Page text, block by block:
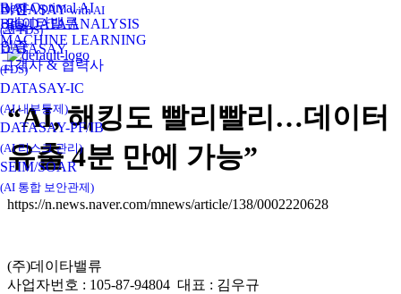
데이타밸류
비전
연혁
인증
고객사 & 협력사
DATASAYwith AI
(AI-FDS)
DATASAY
(FDS)
DATASAY-IC
(AI 내부통제)
DATASAY-PF/IB
(AI 리스크 관리)
SEIM/SOAR
(AI 통합 보안관제)
Real-Optimal AI
BIG DATA ANALYSIS
MACHINE LEARNING
“AI, 해킹도 빨리빨리…데이터
유출 4분 만에 가능”
https://n.news.naver.com/mnews/article/138/0002220628
(주)데이타밸류
사업자번호 : 105-87-94804 대표 : 김우규